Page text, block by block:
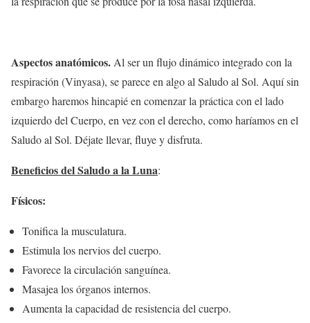
Aspectos anatómicos.Al ser un flujo dinámico integrado con la
respiración (Vinyasa), se parece en algo al Saludo al Sol. Aquí sin
embargo haremos hincapié en comenzar la práctica con el lado
izquierdo del Cuerpo, en vez con el derecho, como haríamos en el
Saludo al Sol. Déjate llevar, fluye y disfruta.
Beneficios del Saludo a la Luna:
Físicos:
Tonifica la musculatura.
Estimula los nervios del cuerpo.
Favorece la circulación sanguínea.
Masajea los órganos internos.
Aumenta la capacidad de resistencia del cuerpo.